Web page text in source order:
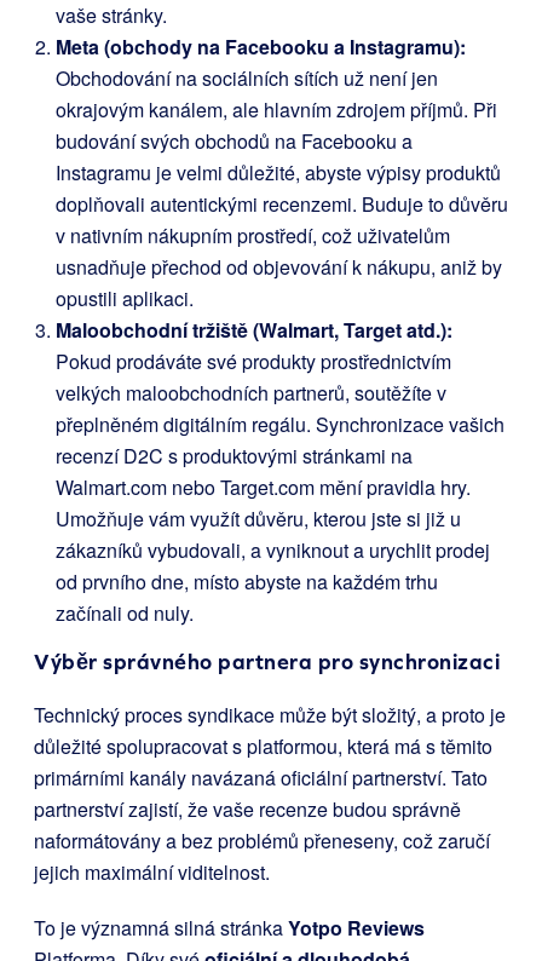
vaše stránky.
Meta (obchody na Facebooku a Instagramu):
Obchodování na sociálních sítích už není jen
okrajovým kanálem, ale hlavním zdrojem příjmů. Při
budování svých obchodů na Facebooku a
Instagramu je velmi důležité, abyste výpisy produktů
doplňovali autentickými recenzemi. Buduje to důvěru
v nativním nákupním prostředí, což uživatelům
usnadňuje přechod od objevování k nákupu, aniž by
opustili aplikaci.
Maloobchodní tržiště (Walmart, Target atd.):
Pokud prodáváte své produkty prostřednictvím
velkých maloobchodních partnerů, soutěžíte v
přeplněném digitálním regálu. Synchronizace vašich
recenzí D2C s produktovými stránkami na
Walmart.com nebo Target.com mění pravidla hry.
Umožňuje vám využít důvěru, kterou jste si již u
zákazníků vybudovali, a vyniknout a urychlit prodej
od prvního dne, místo abyste na každém trhu
začínali od nuly.
Výběr správného partnera pro synchronizaci
Technický proces syndikace může být složitý, a proto je
důležité spolupracovat s platformou, která má s těmito
primárními kanály navázaná oficiální partnerství. Tato
partnerství zajistí, že vaše recenze budou správně
naformátovány a bez problémů přeneseny, což zaručí
jejich maximální viditelnost.
To je významná silná stránkaYotpo Reviews